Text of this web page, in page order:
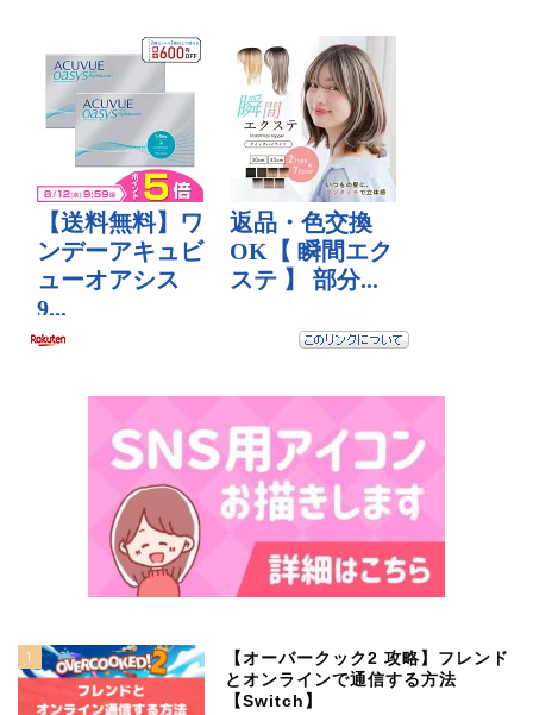
1
【オーバークック2 攻略】フレンド
とオンラインで通信する方法
【Switch】